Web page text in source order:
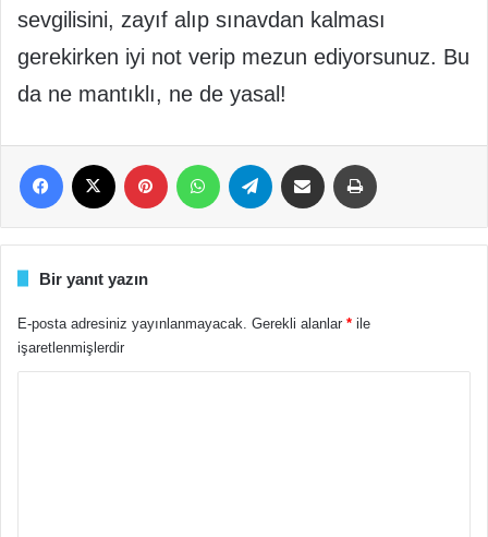
sevgilisini, zayıf alıp sınavdan kalması
gerekirken iyi not verip mezun ediyorsunuz. Bu
da ne mantıklı, ne de yasal!
Facebook Pinterest WhatsApp Telegram E-Posta ile paylaş
Bir yanıt yazın
E-posta adresiniz yayınlanmayacak. Gerekli alanlar * ile
işaretlenmişlerdir